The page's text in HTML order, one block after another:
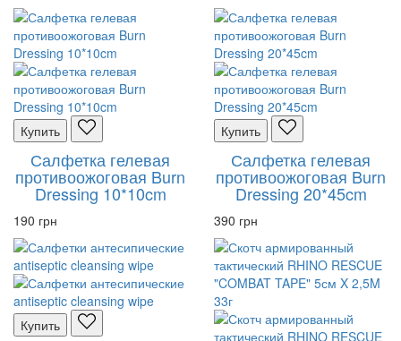
Купить
Салфетка гелевая
противоожоговая Burn
Dressing 10*10cm
190 грн
Купить
Салфетка гелевая
противоожоговая Burn
Dressing 20*45cm
390 грн
Купить